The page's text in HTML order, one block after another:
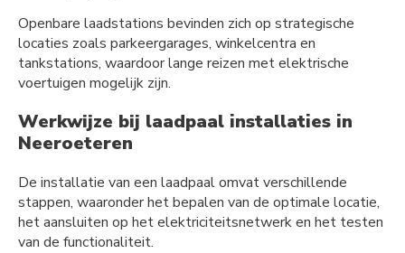
Openbare laadstations bevinden zich op strategische
locaties zoals parkeergarages, winkelcentra en
tankstations, waardoor lange reizen met elektrische
voertuigen mogelijk zijn.
Werkwijze bij laadpaal installaties in
Neeroeteren
De installatie van een laadpaal omvat verschillende
stappen, waaronder het bepalen van de optimale locatie,
het aansluiten op het elektriciteitsnetwerk en het testen
van de functionaliteit.